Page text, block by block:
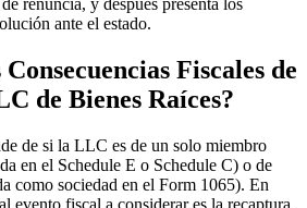
renuncia, y después presenta los
ante el estado.
Fiscales de
de Bienes Raíces?
de si la LLC es de un solo miembro
en el Schedule E o Schedule C) o de
como sociedad en el Form 1065). En
evento fiscal a considerar es la recaptura